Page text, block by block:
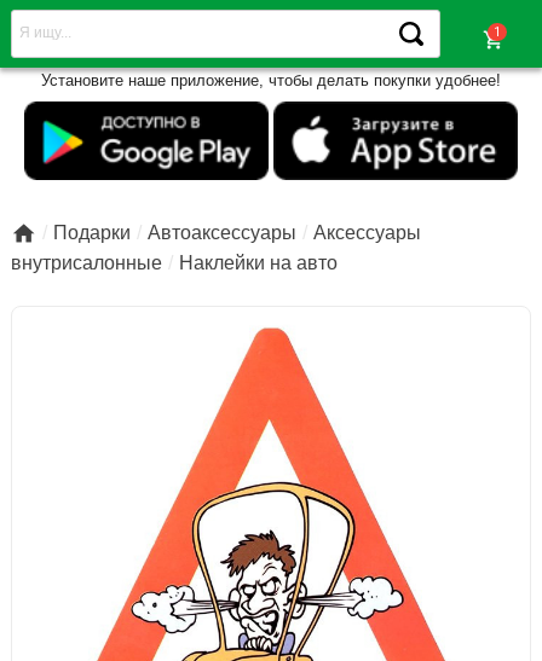
shopping_cart
Установите наше приложение, чтобы делать покупки удобнее!
 Подарки Автоаксессуары
Аксессуары
внутрисалонные
Наклейки на авто